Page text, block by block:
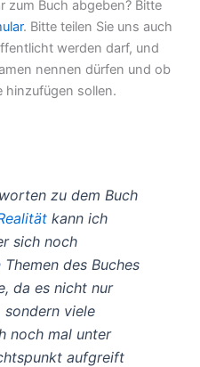
zum Buch abgeben? Bitte
. Bitte teilen Sie uns auch
werden darf, und
nennen dürfen und ob
hinzufügen sollen.
zu dem Buch
kann ich
sich noch
des Buches
da es nicht nur
viele
noch mal unter
aufgreift